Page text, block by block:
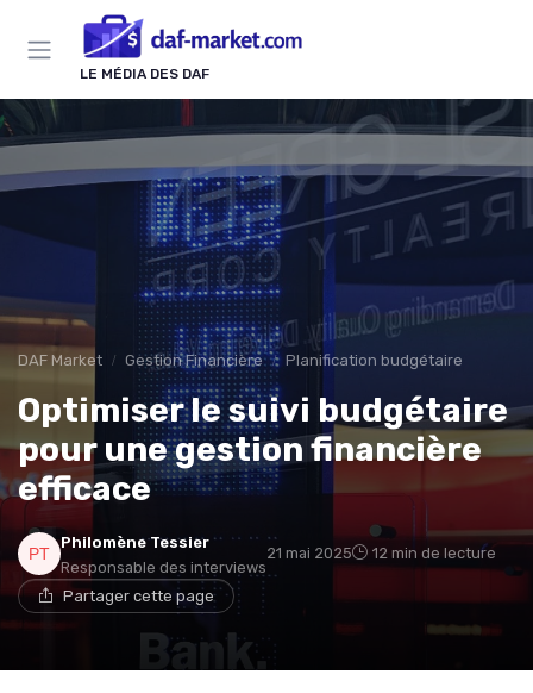
LE MÉDIA DES DAF
DAF Market Gestion Financière Planification budgétaire
Optimiser le suivi budgétaire
pour une gestion financière
efficace
Philomène Tessier
Responsable des interviews
21 mai 2025 12 min de lecture
Partager cette page
Panneau de gestion des cookies